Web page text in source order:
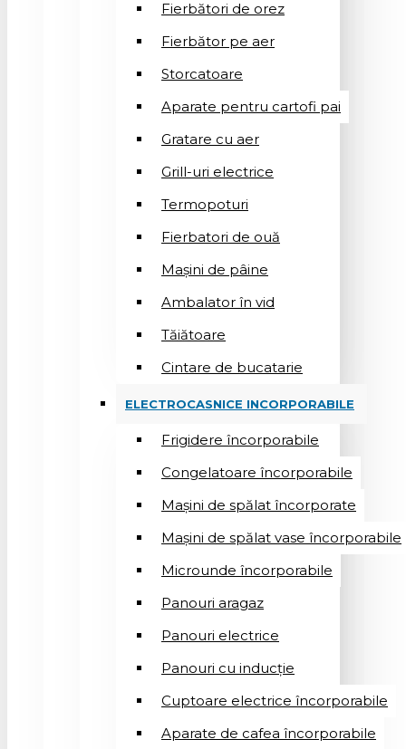
Fierbători de orez
Fierbător pe aer
Storcatoare
Aparate pentru cartofi pai
Gratare cu aer
Grill-uri electrice
Termopoturi
Fierbatori de ouă
Mașini de pâine
Ambalator în vid
Tăiătoare
Cintare de bucatarie
ELECTROCASNICE INCORPORABILE
Frigidere încorporabile
Congelatoare încorporabile
Mașini de spălat încorporate
Mașini de spălat vase încorporabile
Microunde încorporabile
Panouri aragaz
Panouri electrice
Panouri cu inducție
Cuptoare electrice încorporabile
Aparate de cafea încorporabile